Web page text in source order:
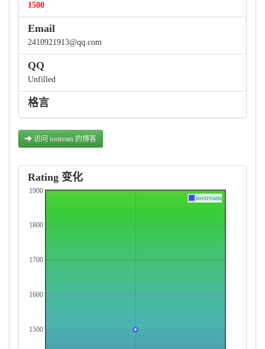
1500
Email
2410921913@qq.com
QQ
Unfilled
格言
访问 iostream 的博客
Rating 变化
1500
1600
1700
1800
1900
iostream